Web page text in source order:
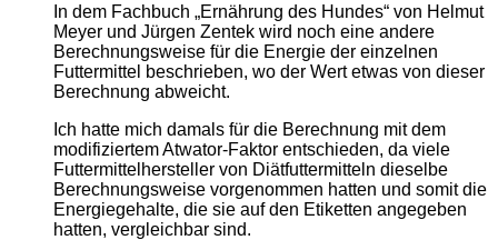
In dem Fachbuch „Ernährung des Hundes“ von Helmut
Meyer und Jürgen Zentek wird noch eine andere
Berechnungsweise für die Energie der einzelnen
Futtermittel beschrieben, wo der Wert etwas von dieser
Berechnung abweicht.
Ich hatte mich damals für die Berechnung mit dem
modifiziertem Atwator-Faktor entschieden, da viele
Futtermittelhersteller von Diätfuttermitteln dieselbe
Berechnungsweise vorgenommen hatten und somit die
Energiegehalte, die sie auf den Etiketten angegeben
hatten, vergleichbar sind.